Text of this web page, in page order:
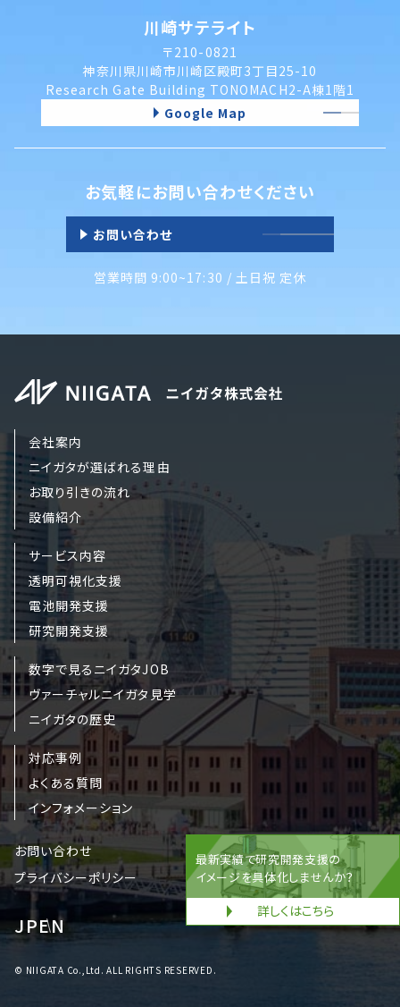
川崎サテライト
〒210-0821
神奈川県川崎市川崎区殿町3丁目25-10
Research Gate Building TONOMACH2-A棟1階1
Google Map
お気軽にお問い合わせください
お問い合わせ
営業時間 9:00~17:30 / 土日祝 定休
会社案内
ニイガタが選ばれる理由
お取り引きの流れ
設備紹介
サービス内容
透明可視化支援
電池開発支援
研究開発支援
数字で見るニイガタJOB
ヴァーチャルニイガタ見学
ニイガタの歴史
対応事例
よくある質問
インフォメーション
お問い合わせ
プライバシーポリシー
JPEN
最新実績で研究開発支援の
イメージを具体化しませんか？
詳しくはこちら
© NIIGATA Co.,Ltd. ALL RIGHTS RESERVED.